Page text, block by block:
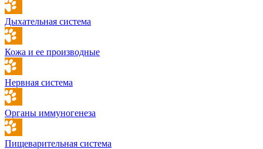
Дыхательная система
Кожа и ее производные
Нервная система
Органы иммуногенеза
Пищеварительная система